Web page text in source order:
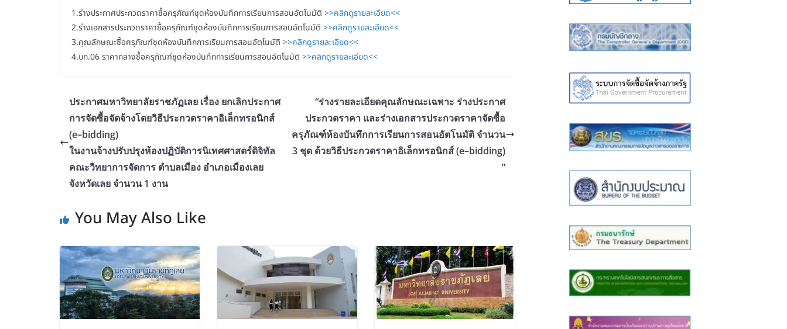
1.ร่างประกาศประกวดราคาซื้อครุภัณฑ์ชุดห้องบันทึกการเรียนการสอนอัตโนมัติ >>คลิกดูรายละเอียด<<
2.ร่างเอกสารประกวดราคาซื้อครุภัณฑ์ชุดห้องบันทึกการเรียนการสอนอัตโนมัติ >>คลิกดูรายละเอียด<<
3.คุณลักษณะซื้อครุภัณฑ์ชุดห้องบันทึกการเรียนการสอนอัตโนมัติ >>คลิกดูรายละเอียด<<
4.บก.06 ราคากลางซื้อครุภัณฑ์ชุดห้องบันทึกการเรียนการสอนอัตโนมัติ >>คลิกดูรายละเอียด<<
ประกาศมหาวิทยาลัยราชภัฏเลย เรื่อง ยกเลิกประกาศ
การจัดซื้อจัดจ้างโดยวิธีประกวดราคาอิเล็กทรอนิกส์
(e–bidding)
ในงานจ้างปรับปรุงห้องปฏิบัติการนิเทศศาสตร์ดิจิทัล
คณะวิทยาการจัดการ ตำบลเมือง อำเภอเมืองเลย
จังหวัดเลย จำนวน 1 งาน
“ร่างรายละเอียดคุณลักษณะเฉพาะ ร่างประกาศ
ประกวดราคา และร่างเอกสารประกวดราคาจัดซื้อ
ครุภัณฑ์ห้องบันทึกการเรียนการสอนอัตโนมัติ จำนวน
3 ชุด ด้วยวิธีประกวดราคาอิเล็กทรอนิกส์ (e–bidding)
”
You May Also Like